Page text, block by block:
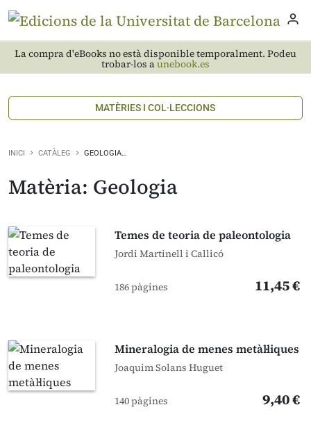
La compra d'eBooks no està disponible temporalment. Podeu
trobar-los aunebook.es
MATÈRIES I COL·LECCIONS
INICI CATÀLEG GEOLOGIA…
Matèria: Geologia
Temes de teoria de paleontologia
Jordi Martinell i Callicó
186 pàgines 11,45 €
Mineralogia de menes metàl·liques
Joaquim Solans Huguet
140 pàgines 9,40 €